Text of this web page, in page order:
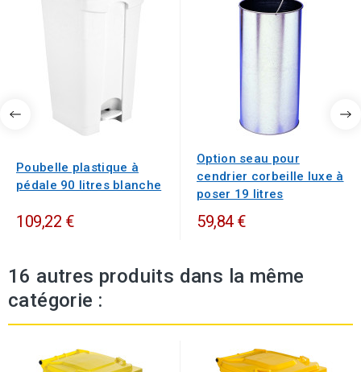
Poubelle plastique à
pédale 90 litres blanche
109,22 €
Option seau pour
cendrier corbeille luxe à
poser 19 litres
59,84 €
16 autres produits dans la même
catégorie :